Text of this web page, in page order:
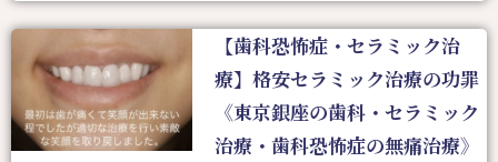
【歯科恐怖症・セラミック治
療】格安セラミック治療の功罪
《東京銀座の歯科・セラミック
治療・歯科恐怖症の無痛治療》